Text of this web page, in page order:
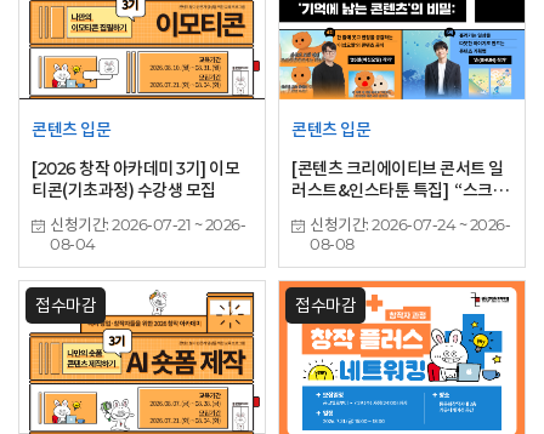
콘텐츠 입문
[2026 창작 아카데미 3기] 이모
티콘(기초과정) 수강생 모집
신청기간: 2026-07-21 ~ 2026-
08-04
콘텐츠 입문
[콘텐츠 크리에이티브 콘서트 일
러스트&인스타툰 특집] “스크롤
남는 콘텐츠'의 비밀”
신청기간: 2026-07-24 ~ 2026-
08-08
접수마감 접수마감